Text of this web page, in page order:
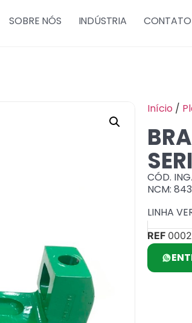
SOBRE NÓS INDÚSTRIA CONTATO
Início /
CÓD.
NCM:
LINHA
REF